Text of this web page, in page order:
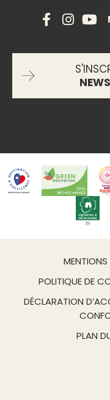
MENTIONS
POLITIQUE DE
DÉCLARATION
PLAN